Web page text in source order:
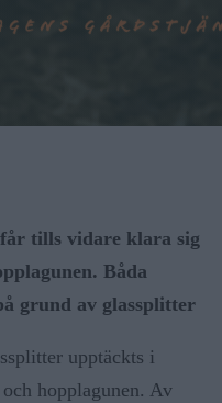
tills vidare klara sig
Båda
grund av glassplitter
upptäckts i
hopplagunen. Av